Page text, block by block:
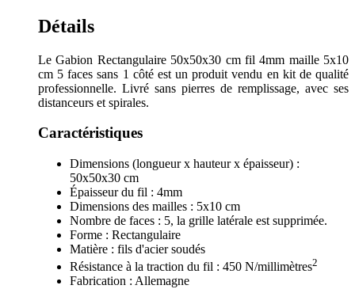
Détails
Le Gabion Rectangulaire 50x50x30 cm fil 4mm maille 5x10
cm 5 faces sans 1 côté est un produit vendu en kit de qualité
professionnelle. Livré sans pierres de remplissage, avec ses
distanceurs et spirales.
Caractéristiques
Dimensions (longueur x hauteur x épaisseur) :
50x50x30 cm
Épaisseur du fil : 4mm
Dimensions des mailles : 5x10 cm
Nombre de faces : 5, la grille latérale est supprimée.
Forme : Rectangulaire
Matière : fils d'acier soudés
Résistance à la traction du fil : 450 N/millimètres2
Fabrication : Allemagne